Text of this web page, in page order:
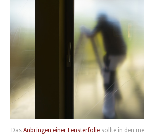
Das Anbringen einer Fensterfolie sollte in den